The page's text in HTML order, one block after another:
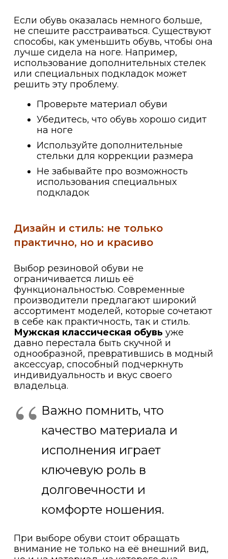
Если обувь оказалась немного больше,
не спешите расстраиваться. Существуют
способы, как уменьшить обувь, чтобы она
лучше сидела на ноге. Например,
использование дополнительных стелек
или специальных подкладок может
решить эту проблему.
Проверьте материал обуви
Убедитесь, что обувь хорошо сидит
на ноге
Используйте дополнительные
стельки для коррекции размера
Не забывайте про возможность
использования специальных
подкладок
Дизайн и стиль: не только
практично, но и красиво
Выбор резиновой обуви не
ограничивается лишь её
функциональностью. Современные
производители предлагают широкий
ассортимент моделей, которые сочетают
в себе как практичность, так и стиль.
Мужская классическая обувь уже
давно перестала быть скучной и
однообразной, превратившись в модный
аксессуар, способный подчеркнуть
индивидуальность и вкус своего
владельца.
Важно помнить, что
качество материала и
исполнения играет
ключевую роль в
долговечности и
комфорте ношения.
При выборе обуви стоит обращать
внимание не только на её внешний вид,